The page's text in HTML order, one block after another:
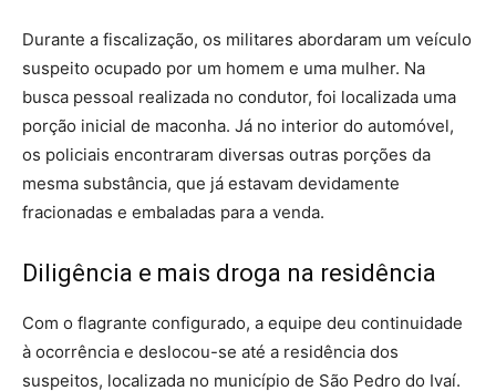
Durante a fiscalização, os militares abordaram um veículo
suspeito ocupado por um homem e uma mulher. Na
busca pessoal realizada no condutor, foi localizada uma
porção inicial de maconha. Já no interior do automóvel,
os policiais encontraram diversas outras porções da
mesma substância, que já estavam devidamente
fracionadas e embaladas para a venda.
Diligência e mais droga na residência
Com o flagrante configurado, a equipe deu continuidade
à ocorrência e deslocou-se até a residência dos
suspeitos, localizada no município de São Pedro do Ivaí.